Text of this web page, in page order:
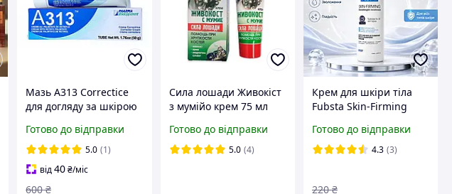
Мазь A313 Сorrectice
для догляду за шкірою
Готово до відправки
5.0 (1)
від40₴/міс
600 ₴
Сила лошади Живокіст
з мумійо крем 75 мл
(остеопороз), при болях
у кістках і суглобах
Готово до відправки
5.0 (4)
Крем для шкіри тіла
Fubsta Skin-Firming
тіла 150 мл Крем
живлення для тіла
Готово до відправки
4.3 (3)
220 ₴